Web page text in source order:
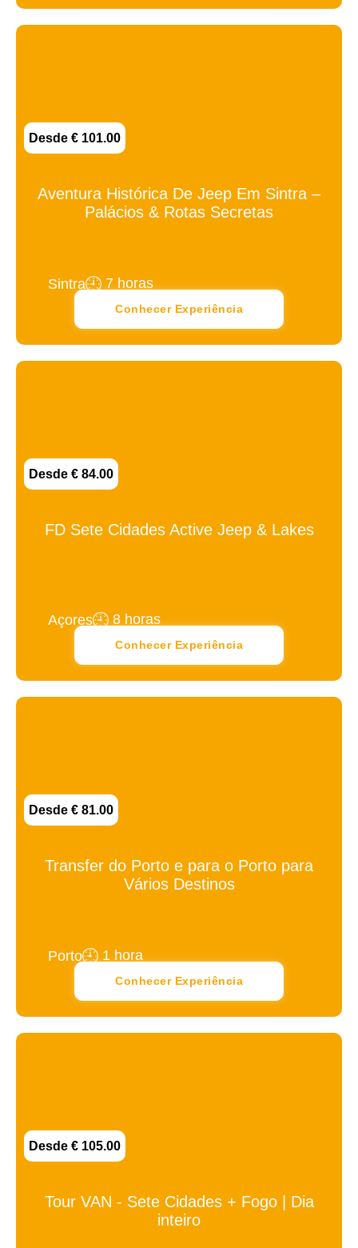
Desde € 101.00
Aventura Histórica De Jeep Em Sintra –
Palácios & Rotas Secretas
Sintra 7 horas
Conhecer Experiência
Desde € 84.00
FD Sete Cidades Active Jeep & Lakes
Açores 8 horas
Conhecer Experiência
Desde € 81.00
Transfer do Porto e para o Porto para
Vários Destinos
Porto 1 hora
Conhecer Experiência
Desde € 105.00
Tour VAN - Sete Cidades + Fogo | Dia
inteiro